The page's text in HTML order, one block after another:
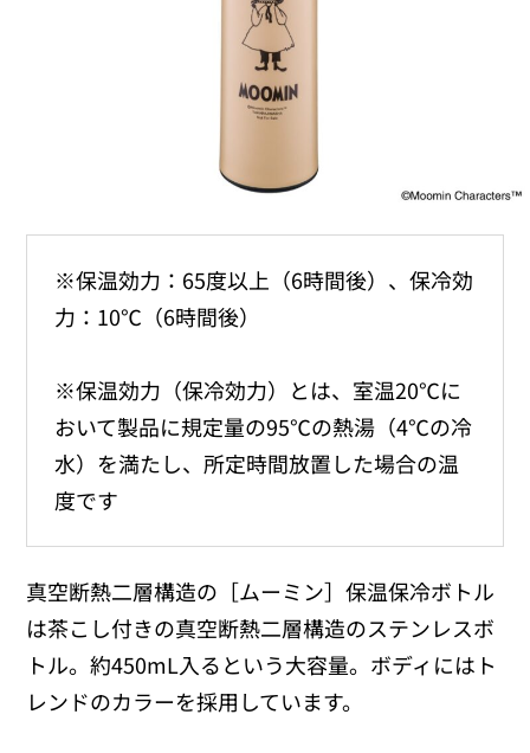
※保温効力：65度以上（6時間後）、保冷効
力：10℃（6時間後）
※保温効力（保冷効力）とは、室温20℃に
おいて製品に規定量の95℃の熱湯（4℃の冷
水）を満たし、所定時間放置した場合の温
度です
真空断熱二層構造の［ムーミン］保温保冷ボトル
は茶こし付きの真空断熱二層構造のステンレスボ
トル。約450mL入るという大容量。ボディにはト
レンドのカラーを採用しています。